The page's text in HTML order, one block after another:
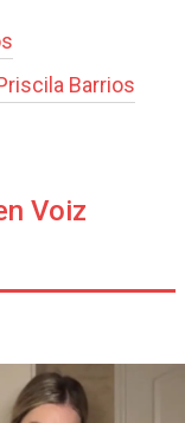
Barrios
Voiz